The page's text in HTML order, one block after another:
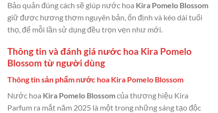
Bảo quản đúng cách sẽ giúp nước hoa Kira Pomelo Blossom
giữ được hương thơm nguyên bản, ổn định và kéo dài tuổi
thọ, để mỗi lần sử dụng đều trọn vẹn như mới.
Thông tin và đánh giá nước hoa Kira Pomelo
Blossom từ người dùng
Thông tin sản phẩm nước hoa Kira Pomelo Blossom
Nước hoa Kira Pomelo Blossomcủa thương hiệu Kira
Parfum ra mắt năm 2025 là một trong những sáng tạo độc